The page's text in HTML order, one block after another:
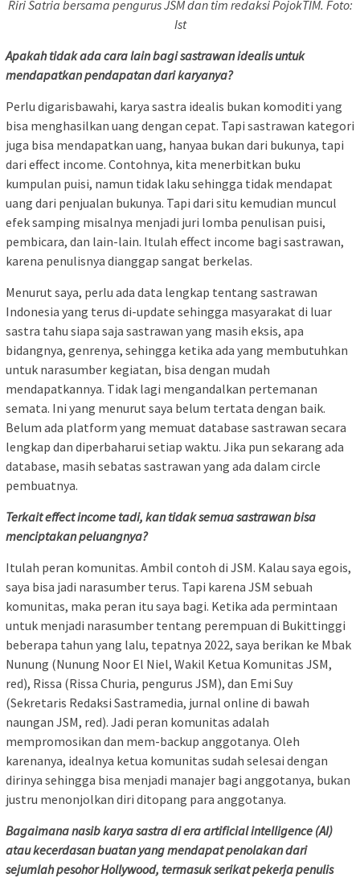
Riri Satria bersama pengurus JSM dan tim redaksi PojokTIM. Foto:
Ist
Apakah tidak ada cara lain bagi sastrawan idealis untuk
mendapatkan pendapatan dari karyanya?
Perlu digarisbawahi, karya sastra idealis bukan komoditi yang
bisa menghasilkan uang dengan cepat. Tapi sastrawan kategori
juga bisa mendapatkan uang, hanyaa bukan dari bukunya, tapi
dari effect income. Contohnya, kita menerbitkan buku
kumpulan puisi, namun tidak laku sehingga tidak mendapat
uang dari penjualan bukunya. Tapi dari situ kemudian muncul
efek samping misalnya menjadi juri lomba penulisan puisi,
pembicara, dan lain-lain. Itulah effect income bagi sastrawan,
karena penulisnya dianggap sangat berkelas.
Menurut saya, perlu ada data lengkap tentang sastrawan
Indonesia yang terus di-update sehingga masyarakat di luar
sastra tahu siapa saja sastrawan yang masih eksis, apa
bidangnya, genrenya, sehingga ketika ada yang membutuhkan
untuk narasumber kegiatan, bisa dengan mudah
mendapatkannya. Tidak lagi mengandalkan pertemanan
semata. Ini yang menurut saya belum tertata dengan baik.
Belum ada platform yang memuat database sastrawan secara
lengkap dan diperbaharui setiap waktu. Jika pun sekarang ada
database, masih sebatas sastrawan yang ada dalam circle
pembuatnya.
Terkait effect income tadi, kan tidak semua sastrawan bisa
menciptakan peluangnya?
Itulah peran komunitas. Ambil contoh di JSM. Kalau saya egois,
saya bisa jadi narasumber terus. Tapi karena JSM sebuah
komunitas, maka peran itu saya bagi. Ketika ada permintaan
untuk menjadi narasumber tentang perempuan di Bukittinggi
beberapa tahun yang lalu, tepatnya 2022, saya berikan ke Mbak
Nunung (Nunung Noor El Niel, Wakil Ketua Komunitas JSM,
red), Rissa (Rissa Churia, pengurus JSM), dan Emi Suy
(Sekretaris Redaksi Sastramedia, jurnal online di bawah
naungan JSM, red). Jadi peran komunitas adalah
mempromosikan dan mem-backup anggotanya. Oleh
karenanya, idealnya ketua komunitas sudah selesai dengan
dirinya sehingga bisa menjadi manajer bagi anggotanya, bukan
justru menonjolkan diri ditopang para anggotanya.
Bagaimana nasib karya sastra di era artificial intelligence (AI)
atau kecerdasan buatan yang mendapat penolakan dari
sejumlah pesohor Hollywood, termasuk serikat pekerja penulis